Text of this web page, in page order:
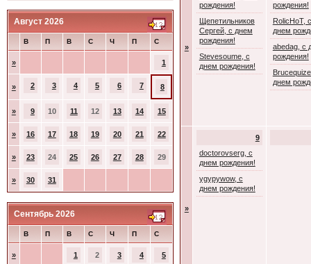
Август 2026
В П В С Ч П С
» 1
» 2 3 4 5 6 7 8
» 9 10 11 12 13 14 15
» 16 17 18 19 20 21 22
» 23 24 25 26 27 28 29
» 30 31
Сентябрь 2026
В П В С Ч П С
» 1 2 3 4 5
»
рождения!
Щепетильников
Сергей, с днем
рождения!
Stevesoume, с
днем рождения!
рождения!
RolicHoT, с
днем
abedag, с
рождения!
днем
»
9
doctorovserg, с
днем рождения!
ygypywow, с
днем рождения!